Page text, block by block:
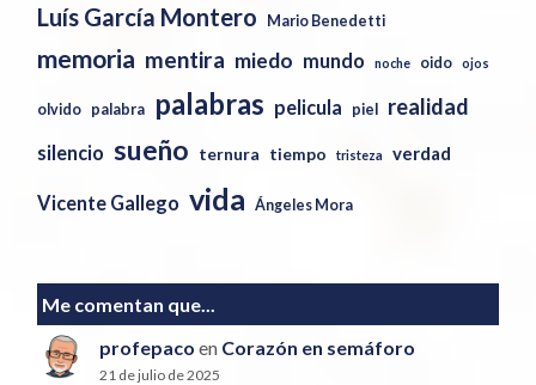
Luís García Montero Mario Benedetti
memoria mentira miedo mundo noche oido ojos
olvido palabra palabras pelicula piel realidad
silencio sueño ternura tiempo tristeza verdad
Vicente Gallego vida Ángeles Mora
Me comentan que...
profepaco en Corazón en semáforo
21 de julio de 2025